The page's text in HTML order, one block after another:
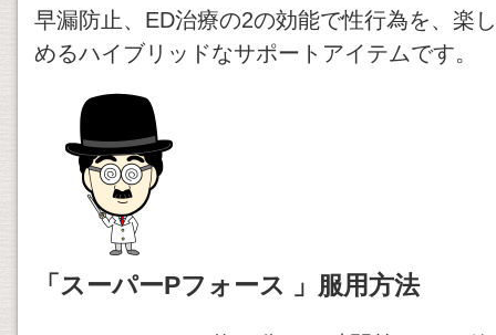
早漏防止、ED治療の2の効能で性行為を、楽し
めるハイブリッドなサポートアイテムです。
「スーパーPフォース 」服用方法